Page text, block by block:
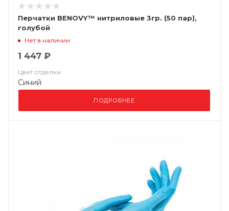
Перчатки BENOVY™ нитриловые 3гр. (50 пар),
голубой
Нет в наличии
1 447 ₽
Цвет отделки
Синий
ПОДРОБНЕЕ